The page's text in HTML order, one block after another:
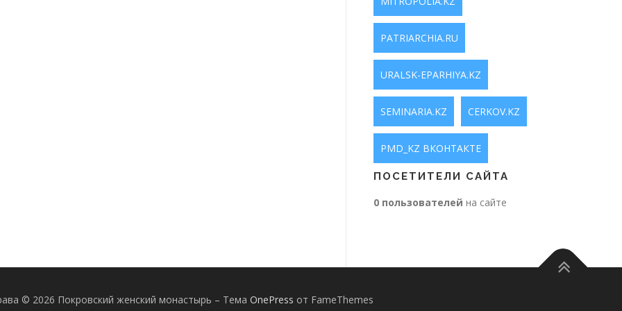
PATRIARCHIA.RU
URALSK-EPARHIYA.KZ
SEMINARIA.KZ CERKOV.KZ
PMD_KZ ВКОНТАКТЕ
ПОСЕТИТЕЛИ САЙТА
0 пользователей на сайте
© 2026 Покровский женский монастырь – Тема OnePress от FameThemes